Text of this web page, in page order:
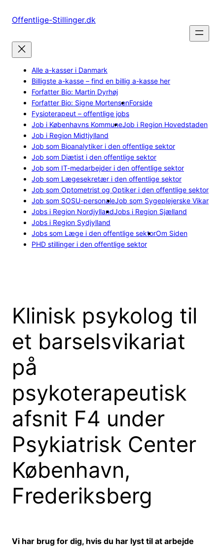
Offentlige-Stillinger.dk
Alle a-kasser i Danmark
Billigste a-kasse – find en billig a-kasse her
Forfatter Bio: Martin Dyrhøj
Forfatter Bio: Signe MortensenForside
Fysioterapeut – offentlige jobs
Job i Københavns KommuneJob i Region Hovedstaden
Job i Region Midtjylland
Job som Bioanalytiker i den offentlige sektor
Job som Diætist i den offentlige sektor
Job som IT-medarbejder i den offentlige sektor
Job som Lægesekretær i den offentlige sektor
Job som Optometrist og Optiker i den offentlige sektor
Job som SOSU-personaleJob som Sygeplejerske Vikar
Jobs i Region NordjyllandJobs i Region Sjælland
Jobs i Region Sydjylland
Jobs som Læge i den offentlige sektorOm Siden
PHD stillinger i den offentlige sektor
Klinisk psykolog til
et barselsvikariat
på
psykoterapeutisk
afsnit F4 under
Psykiatrisk Center
København,
Frederiksberg
Vi har brug for dig, hvis du har lyst til at arbejde